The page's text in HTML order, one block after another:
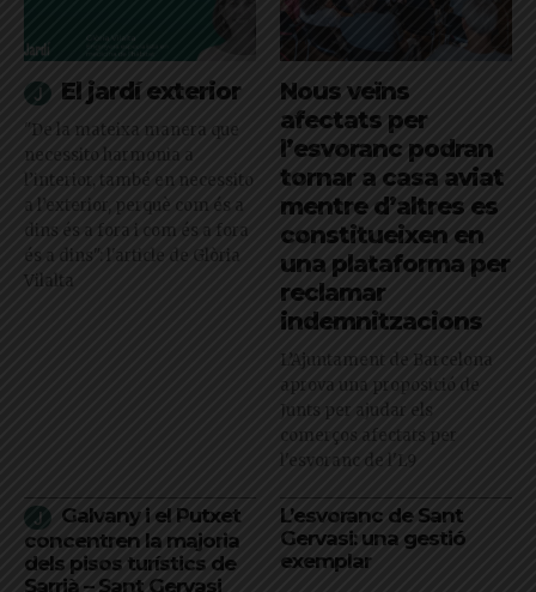
El jardí exterior
"De la mateixa manera que
necessito harmonia a
l’interior, també en necessito
a l’exterior, perquè com és a
dins és a fora i com és a fora
és a dins": l'article de Glòria
Vilalta
Nous veïns
afectats per
l’esvoranc podran
tornar a casa aviat
mentre d’altres es
constitueixen en
una plataforma per
reclamar
indemnitzacions
L’Ajuntament de Barcelona
aprova una proposició de
Junts per ajudar els
comerços afectats per
l'esvoranc de l'L9
Galvany i el Putxet
concentren la majoria
dels pisos turístics de
Sarrià – Sant Gervasi
L’esvoranc de Sant
Gervasi: una gestió
exemplar